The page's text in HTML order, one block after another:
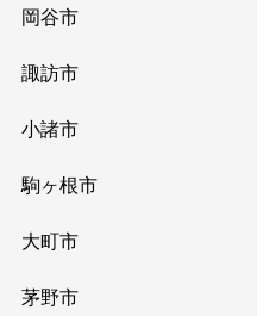
岡谷市
諏訪市
小諸市
駒ヶ根市
大町市
茅野市